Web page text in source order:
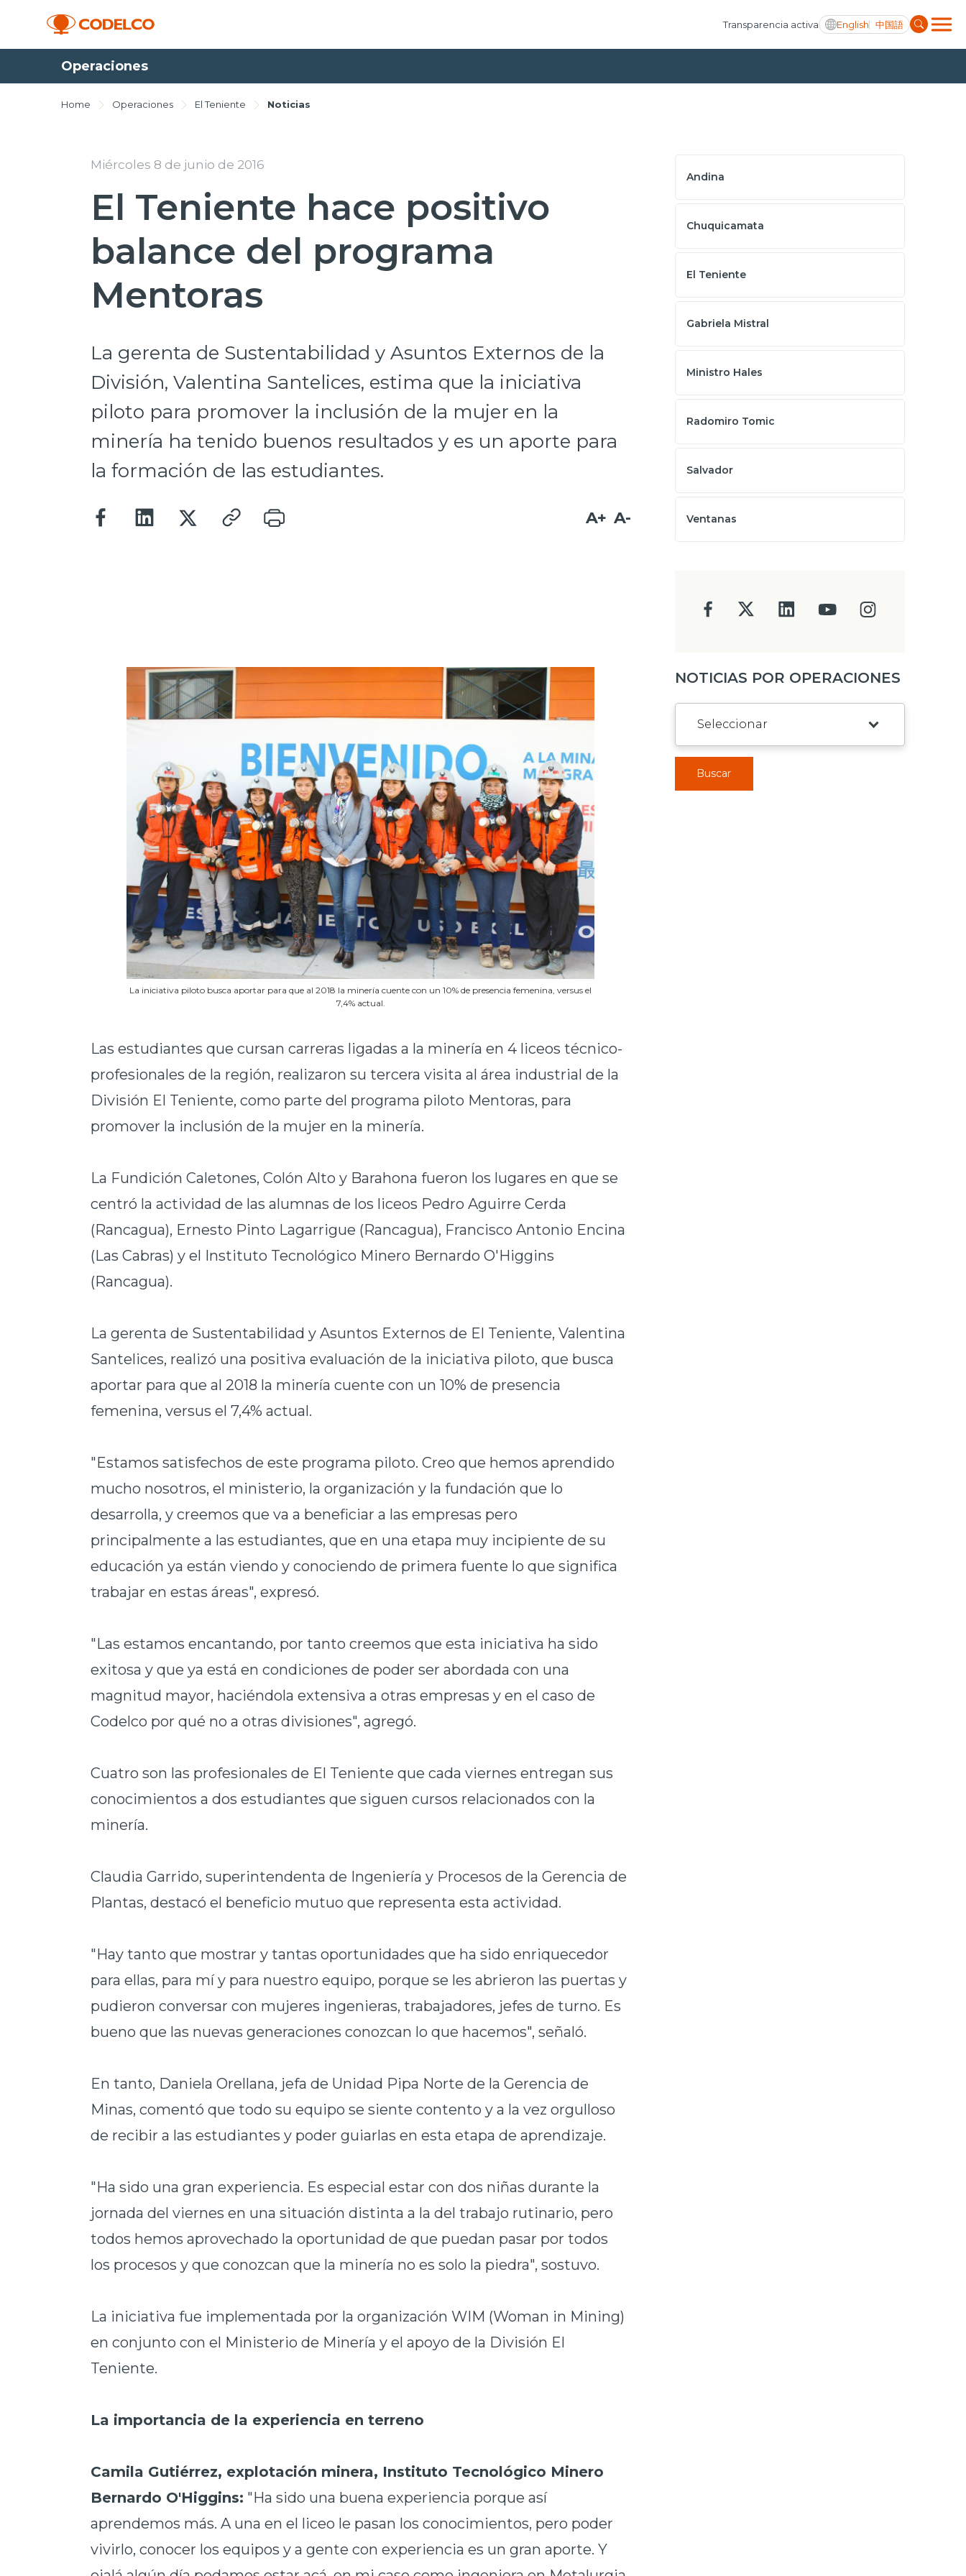
Transparencia activa English 中国語
Operaciones
Home Operaciones El Teniente Noticias
Miércoles 8 de junio de 2016
El Teniente hace positivo
balance del programa
Mentoras
La gerenta de Sustentabilidad y Asuntos Externos de la
División, Valentina Santelices, estima que la iniciativa
piloto para promover la inclusión de la mujer en la
minería ha tenido buenos resultados y es un aporte para
la formación de las estudiantes.
A+ A-
La iniciativa piloto busca aportar para que al 2018 la minería cuente con un 10% de presencia femenina, versus el
7,4% actual.
Las estudiantes que cursan carreras ligadas a la minería en 4 liceos técnico-
profesionales de la región, realizaron su tercera visita al área industrial de la
División El Teniente, como parte del programa piloto Mentoras, para
promover la inclusión de la mujer en la minería.
La Fundición Caletones, Colón Alto y Barahona fueron los lugares en que se
centró la actividad de las alumnas de los liceos Pedro Aguirre Cerda
(Rancagua), Ernesto Pinto Lagarrigue (Rancagua), Francisco Antonio Encina
(Las Cabras) y el Instituto Tecnológico Minero Bernardo O'Higgins
(Rancagua).
La gerenta de Sustentabilidad y Asuntos Externos de El Teniente, Valentina
Santelices, realizó una positiva evaluación de la iniciativa piloto, que busca
aportar para que al 2018 la minería cuente con un 10% de presencia
femenina, versus el 7,4% actual.
"Estamos satisfechos de este programa piloto. Creo que hemos aprendido
mucho nosotros, el ministerio, la organización y la fundación que lo
desarrolla, y creemos que va a beneficiar a las empresas pero
principalmente a las estudiantes, que en una etapa muy incipiente de su
educación ya están viendo y conociendo de primera fuente lo que significa
trabajar en estas áreas", expresó.
"Las estamos encantando, por tanto creemos que esta iniciativa ha sido
exitosa y que ya está en condiciones de poder ser abordada con una
magnitud mayor, haciéndola extensiva a otras empresas y en el caso de
Codelco por qué no a otras divisiones", agregó.
Cuatro son las profesionales de El Teniente que cada viernes entregan sus
conocimientos a dos estudiantes que siguen cursos relacionados con la
minería.
Claudia Garrido, superintendenta de Ingeniería y Procesos de la Gerencia de
Plantas, destacó el beneficio mutuo que representa esta actividad.
"Hay tanto que mostrar y tantas oportunidades que ha sido enriquecedor
para ellas, para mí y para nuestro equipo, porque se les abrieron las puertas y
pudieron conversar con mujeres ingenieras, trabajadores, jefes de turno. Es
bueno que las nuevas generaciones conozcan lo que hacemos", señaló.
En tanto, Daniela Orellana, jefa de Unidad Pipa Norte de la Gerencia de
Minas, comentó que todo su equipo se siente contento y a la vez orgulloso
de recibir a las estudiantes y poder guiarlas en esta etapa de aprendizaje.
"Ha sido una gran experiencia. Es especial estar con dos niñas durante la
jornada del viernes en una situación distinta a la del trabajo rutinario, pero
todos hemos aprovechado la oportunidad de que puedan pasar por todos
los procesos y que conozcan que la minería no es solo la piedra", sostuvo.
La iniciativa fue implementada por la organización WIM (Woman in Mining)
en conjunto con el Ministerio de Minería y el apoyo de la División El
Teniente.
La importancia de la experiencia en terreno
Camila Gutiérrez, explotación minera, Instituto Tecnológico Minero
Bernardo O'Higgins: "Ha sido una buena experiencia porque así
aprendemos más. A una en el liceo le pasan los conocimientos, pero poder
vivirlo, conocer los equipos y a gente con experiencia es un gran aporte. Y
Andina
Chuquicamata
El Teniente
Gabriela Mistral
Ministro Hales
Radomiro Tomic
Salvador
Ventanas
NOTICIAS POR OPERACIONES
Buscar